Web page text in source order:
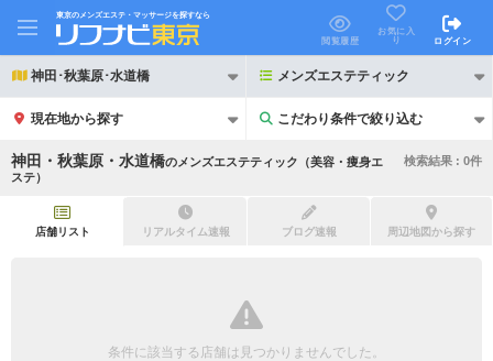
東京のメンズエステ・マッサージを探すなら
閲覧履歴
お気に入
り
ログイン
神田･秋葉原･水道橋 メンズエステティック
現在地から探す こだわり条件で絞り込む
こだわり条件で絞り込む
神田・秋葉原・水道橋の メンズエステティック（美容・痩身エ
ステ）
検索結果 : 0件
店舗リスト リアルタイム速報 ブログ速報 周辺地図から探す
条件に該当する店舗は見つかりませんでした。